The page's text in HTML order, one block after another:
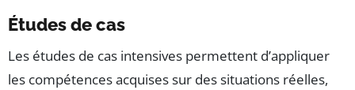
Études de cas
Les études de cas intensives permettent d’appliquer
les compétences acquises sur des situations réelles,